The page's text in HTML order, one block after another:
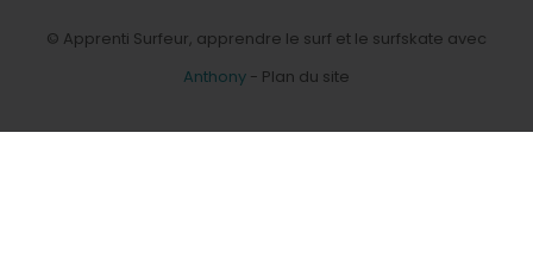
© Apprenti Surfeur, apprendre le surf et le surfskate avec
Anthony - Plan du site